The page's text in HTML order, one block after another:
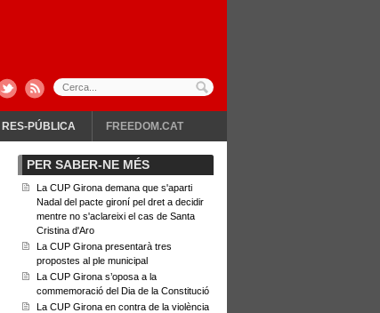
RES-PÚBLICA FREEDOM.CAT
PER SABER-NE MÉS
La CUP Girona demana que s'aparti
Nadal del pacte gironí pel dret a decidir
mentre no s'aclareixi el cas de Santa
Cristina d'Aro
La CUP Girona presentarà tres
propostes al ple municipal
La CUP Girona s’oposa a la
commemoració del Dia de la Constitució
La CUP Girona en contra de la violència